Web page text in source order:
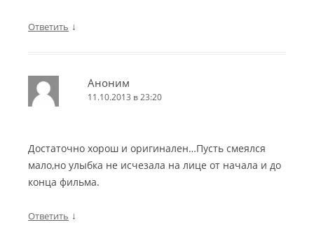
Ответить ↓
Аноним
11.10.2013 в 23:20
Достаточно хорош и оригинален…Пусть смеялся
мало,но улыбка не исчезала на лице от начала и до
конца фильма.
Ответить ↓